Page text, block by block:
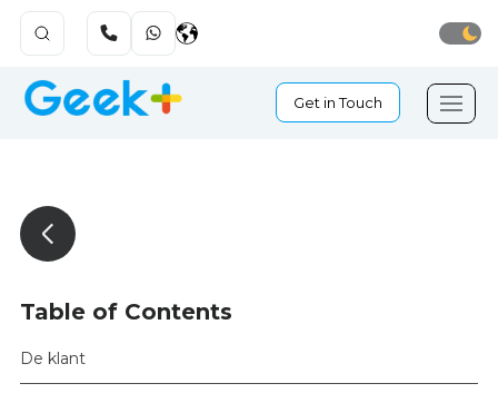
Get in Touch
Table of Contents
De klant